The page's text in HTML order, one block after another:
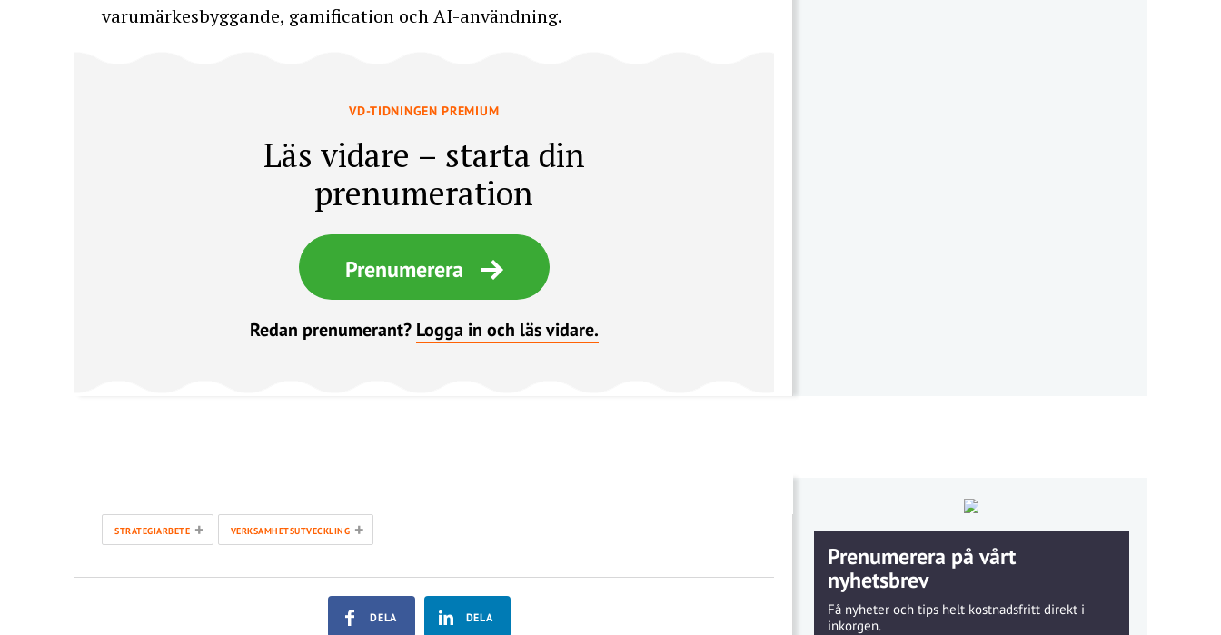
varumärkesbyggande, gamification och AI-användning.
VD-TIDNINGEN PREMIUM
Läs vidare – starta din
prenumeration
Prenumerera
Redan prenumerant? Logga in och läs vidare.
STRATEGIARBETE + VERKSAMHETSUTVECKLING +
DELA DELA
Prenumerera på vårt
nyhetsbrev
Få nyheter och tips helt kostnadsfritt direkt i
inkorgen.